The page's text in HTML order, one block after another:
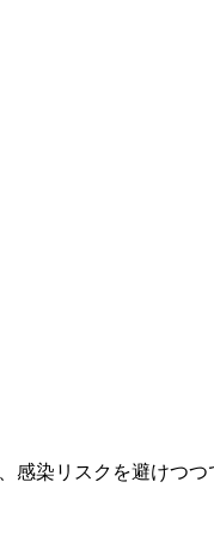
染リスクを避けつ